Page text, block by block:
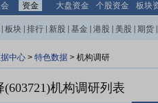
资金 大盘资金 个股资金 板块
板块 排行 新股 基金 港股 美股 期货
中心 > 特色数据 > 机构调研
机构调研列表